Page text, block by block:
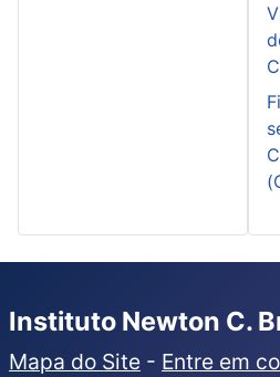
Instituto Newton C.
Mapa do Site - Entre em